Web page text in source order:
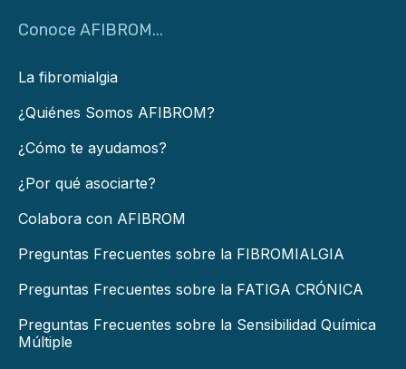
Conoce AFIBROM...
La fibromialgia
¿Quiénes Somos AFIBROM?
¿Cómo te ayudamos?
¿Por qué asociarte?
Colabora con AFIBROM
Preguntas Frecuentes sobre la FIBROMIALGIA
Preguntas Frecuentes sobre la FATIGA CRÓNICA
Preguntas Frecuentes sobre la Sensibilidad Química
Múltiple